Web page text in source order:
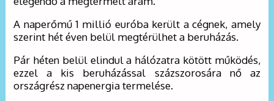
A naperőmű 1 millió euróba került a cégnek, amely
szerint hét éven belül megtérülhet a beruházás.
Pár héten belül elindul a hálózatra kötött működés,
ezzel a kis beruházással százszorosára nő az
országrész napenergia termelése.